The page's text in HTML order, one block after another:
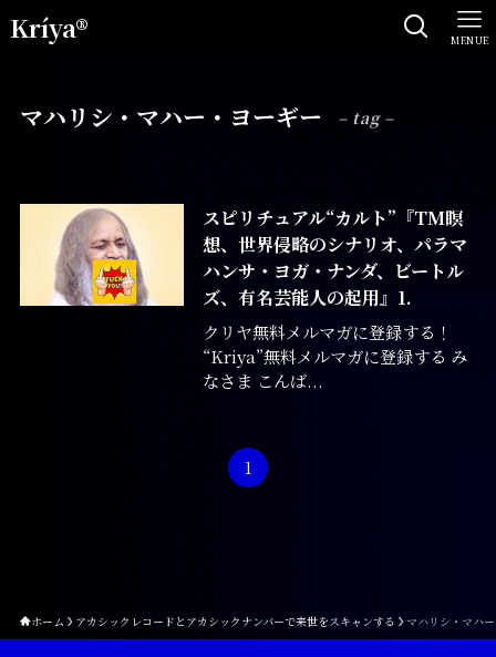
Kríya® MENUE
マハリシ・マハー・ヨーギー – tag –
スピリチュアル“カルト”『TM瞑
想、世界侵略のシナリオ、パラマ
ハンサ・ヨガ・ナンダ、ビートル
ズ、有名芸能人の起用』1.
クリヤ無料メルマガに登録する！
“Kriya”無料メルマガに登録する み
なさま こんば...
1
ホーム アカシックレコードとアカシックナンバーで来世をスキャンする マハリシ・マハ